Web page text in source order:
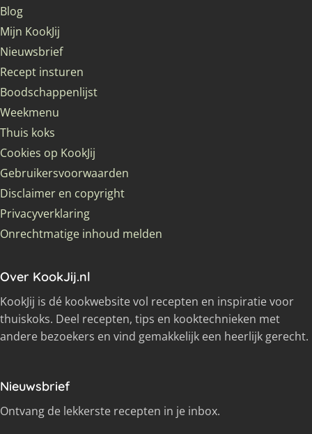
Blog
Mijn KookJij
Nieuwsbrief
Recept insturen
Boodschappenlijst
Weekmenu
Thuis koks
Cookies op KookJij
Gebruikersvoorwaarden
Disclaimer en copyright
Privacyverklaring
Onrechtmatige inhoud melden
Over KookJij.nl
KookJij is dé kookwebsite vol recepten en inspiratie voor
thuiskoks. Deel recepten, tips en kooktechnieken met
andere bezoekers en vind gemakkelijk een heerlijk gerecht.
Nieuwsbrief
Ontvang de lekkerste recepten in je inbox.